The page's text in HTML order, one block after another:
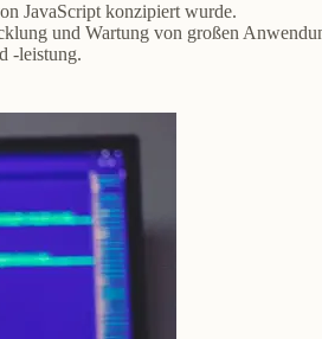
JavaScript konzipiert wurde.
und Wartung von großen
-leistung.